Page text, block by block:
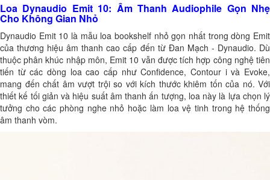
Loa Dynaudio Emit 10: Âm Thanh Audiophile Gọn Nhẹ
Cho Không Gian Nhỏ
Dynaudio Emit 10 là mẫu loa bookshelf nhỏ gọn nhất trong dòng Emit
của thương hiệu âm thanh cao cấp đến từ Đan Mạch - Dynaudio. Dù
thuộc phân khúc nhập môn, Emit 10 vẫn được tích hợp công nghệ tiên
tiến từ các dòng loa cao cấp như Confidence, Contour i và Evoke,
mang đến chất âm vượt trội so với kích thước khiêm tốn của nó. Với
thiết kế tối giản và hiệu suất âm thanh ấn tượng, loa này là lựa chọn lý
tưởng cho các phòng nghe nhỏ hoặc làm loa vệ tinh trong hệ thống
âm thanh vòm.